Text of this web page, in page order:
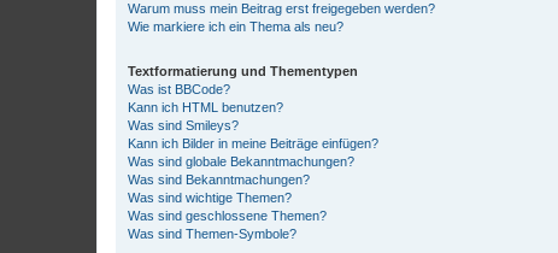
Warum muss mein Beitrag erst freigegeben werden?
Wie markiere ich ein Thema als neu?
Textformatierung und Thementypen
Was ist BBCode?
Kann ich HTML benutzen?
Was sind Smileys?
Kann ich Bilder in meine Beiträge einfügen?
Was sind globale Bekanntmachungen?
Was sind Bekanntmachungen?
Was sind wichtige Themen?
Was sind geschlossene Themen?
Was sind Themen-Symbole?